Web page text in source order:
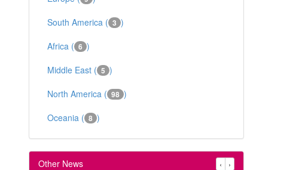
South America ( 3 )
Africa ( 6 )
Middle East ( 5 )
North America ( 98 )
Oceania ( 8 )
Other News ‹ ›